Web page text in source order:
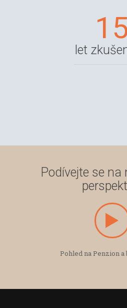
let
Podívejte se
Pohled na Penzion